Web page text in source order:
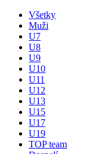
Všetky
Muži
U7
U8
U9
U10
U11
U12
U13
U15
U17
U19
TOP team